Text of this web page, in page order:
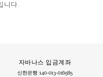
니다.
자바나스 입금계좌
신한은행 140-013-016585